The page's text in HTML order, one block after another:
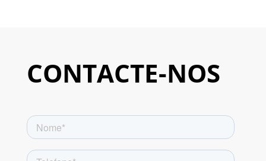
CONTACTE-NOS